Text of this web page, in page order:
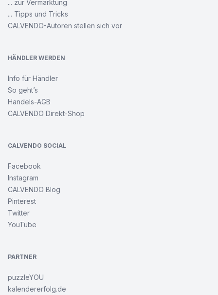
... zur Vermarktung
... Tipps und Tricks
CALVENDO-Autoren stellen sich vor
HÄNDLER WERDEN
Info für Händler
So geht’s
Handels-AGB
CALVENDO Direkt-Shop
CALVENDO SOCIAL
Facebook
Instagram
CALVENDO Blog
Pinterest
Twitter
YouTube
PARTNER
puzzleYOU
kalendererfolg.de